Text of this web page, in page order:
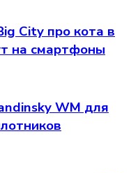
City про кота в
на смартфоны
WM для